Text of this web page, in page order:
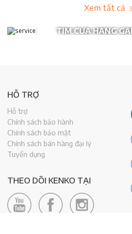
Xem tất cả
TÌM CỬA HÀNG
HỖ TRỢ
Hỗ trợ
Chính sách bảo hành
Chính sách bảo mật
Chính sách bán hàng đại lý
Tuyển dụng
THEO DÕI KENKO TẠI